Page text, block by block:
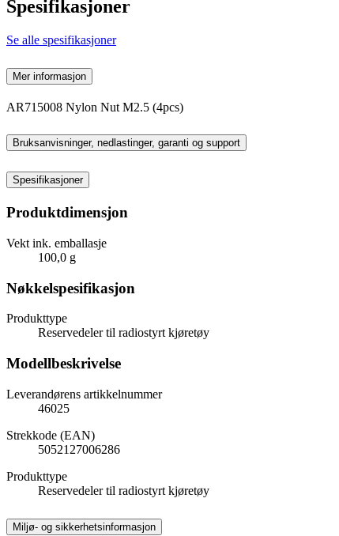
Spesifikasjoner
Se alle spesifikasjoner
Mer informasjon
AR715008 Nylon Nut M2.5 (4pcs)
Bruksanvisninger, nedlastinger, garanti og support
Spesifikasjoner
Produktdimensjon
Vekt ink. emballasje
100,0 g
Nøkkelspesifikasjon
Produkttype
Reservedeler til radiostyrt kjøretøy
Modellbeskrivelse
Leverandørens artikkelnummer
46025
Strekkode (EAN)
5052127006286
Produkttype
Reservedeler til radiostyrt kjøretøy
Miljø- og sikkerhetsinformasjon